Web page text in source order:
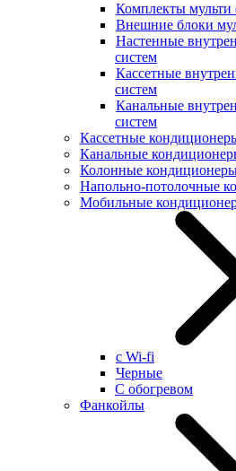
Комплекты мульти
Внешние блоки
Настенные
систем
Кассетные
систем
Канальные
систем
Кассетные
Канальные
Колонные
Напольно-потолочные
Мобильные
с Wi-fi
Черные
С обогревом
Фанкойлы